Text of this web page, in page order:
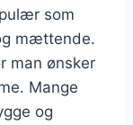
som
mættende.
man ønsker
Mange
og